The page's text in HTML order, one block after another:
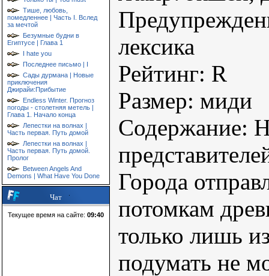
Тише, любовь,
помедленнее | Часть I. Вслед
за мечтой
Безумные будни в
Египтусе | Глава 1
I hate you
Последнее письмо | I
Сады дурмана | Новые
приключения
Джирайи:Прибытие
Endless Winter. Прогноз
погоды - столетняя метель |
Глава 1. Начало конца
Лепестки на волнах |
Часть первая. Путь домой
Лепестки на волнах |
Часть первая. Путь домой.
Пролог
Between Angels And
Demons | What Have You Done
Чат
Текущее время на сайте: 09:40
лексика
Рейтинг: R
Размер: миди
Содержание:
Города
потомкам
только лишь
подумать не